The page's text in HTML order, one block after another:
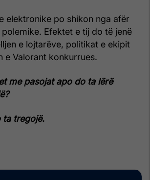
elektronike po shikon nga afër
Efektet e tij do të jenë
e lojtarëve, politikat e ekipit
e Valorant konkurrues.
me pasojat apo do ta lërë
ta tregojë.